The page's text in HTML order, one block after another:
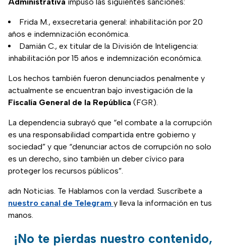
Frida M., exsecretaria general: inhabilitación por 20
años e indemnización económica.
Damián C., ex titular de la División de Inteligencia:
inhabilitación por 15 años e indemnización económica.
Los hechos también fueron denunciados penalmente y
actualmente se encuentran bajo investigación de la
Fiscalía General de la República (FGR).
La dependencia subrayó que “el combate a la corrupción
es una responsabilidad compartida entre gobierno y
sociedad” y que “denunciar actos de corrupción no solo
es un derecho, sino también un deber cívico para
proteger los recursos públicos”.
adn Noticias. Te Hablamos con la verdad. Suscríbete a
nuestro canal de Telegram y lleva la información en tus
manos.
¡No te pierdas nuestro contenido,